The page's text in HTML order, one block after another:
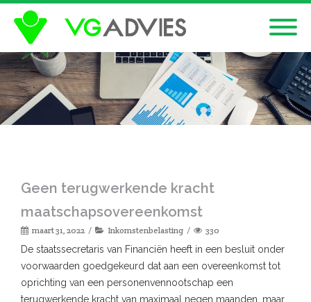
Geen terugwerkende kracht
maatschapsovereenkomst
maart 31, 2022 Inkomstenbelasting 330
De staatssecretaris van Financiën heeft in een besluit onder
voorwaarden goedgekeurd dat aan een overeenkomst tot
oprichting van een personenvennootschap een
terugwerkende kracht van maximaal negen maanden, maar